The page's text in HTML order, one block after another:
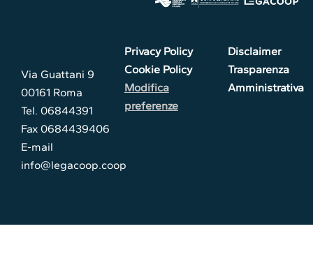
Via Guattani 9
00161 Roma
Tel. 06844391
Fax 0684439406
E-mail
info@legacoop.coop
Privacy Policy
Cookie Policy
Modifica
preferenze
Disclaimer
Trasparenza
Amministrativa